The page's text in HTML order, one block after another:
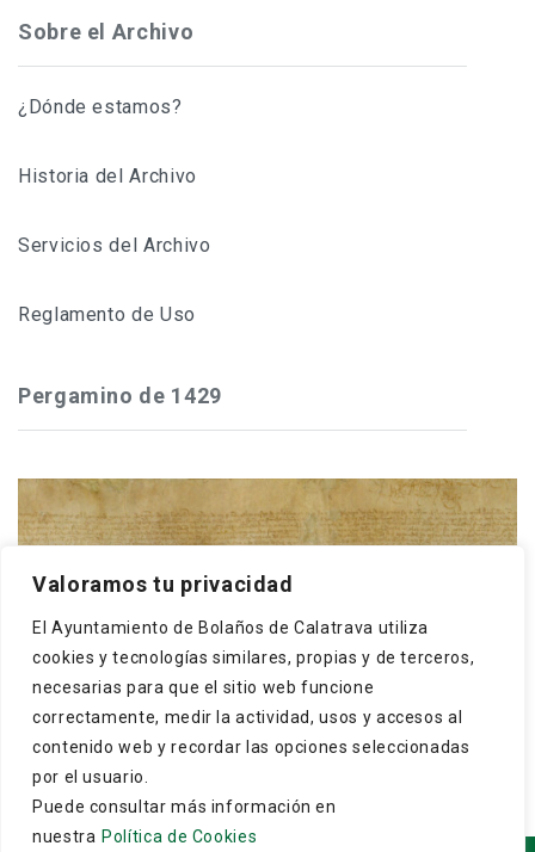
Valoramos tu privacidad
El Ayuntamiento de Bolaños de Calatrava utiliza
cookies y tecnologías similares, propias y de terceros,
necesarias para que el sitio web funcione
correctamente, medir la actividad, usos y accesos al
contenido web y recordar las opciones seleccionadas
por el usuario.
Puede consultar más información en
nuestra Política de Cookies
Sobre el Archivo
¿Dónde estamos?
Historia del Archivo
Servicios del Archivo
Reglamento de Uso
Pergamino de 1429
Calatrava, concede a los cristianos y moros de
Bolaños que puedan hacer una dehesa boyal en El
Monte, término ...